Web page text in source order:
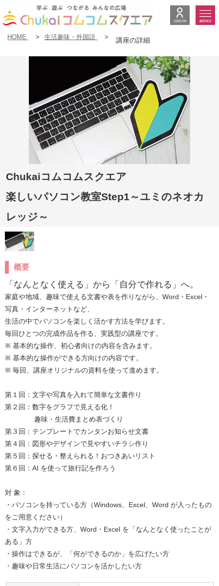
HOME > 生活趣味・外国語 > 講座の詳細
Chukaiコムコムスクエア
楽しいパソコン教室Step1～ユミのネオカ
レッジ～
概要
「なんとなく使える」から「自分で作れる」へ。
家庭や地域、趣味で使える文書や表を作りながら、Word・Excel・
写真・インターネットなど、
生活の中でパソコンを楽しく活かす方法を学びます。
毎回ひとつの完成作品を作る、実践型の講座です。
※ 基本的な操作、初心者向けの内容を含みます。
※ 基本的な操作ができる方向けの内容です。
※ 毎回、講座オリジナルの資料を使って進めます。
第１回：文字や写真を入れて簡単な文書作り
第２回：数字をグラフで見える化！
趣味・生活費まとめ表づくり
第３回：テンプレートでカンタンお知らせ文書
第４回：図形やデザインで見やすいチラシ作り
第５回：探せる・整えられる！おつきあいリスト
第６回：AI を使って旅行記を作ろう
対 象：
・パソコンを持っている方（Windows、Excel、Word が入ったもの
をご用意ください）
・文字入力ができる方、Word・Excel を「なんとなく使ったことが
ある」方
・操作はできるが、「何ができるのか」を広げたい方
・趣味や日常生活にパソコンを活かしたい方